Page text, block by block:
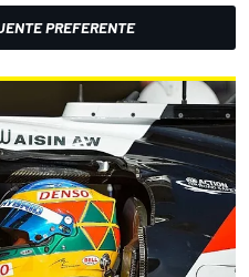
PREFERENTE